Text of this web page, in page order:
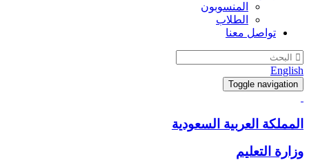
المنسوبون
الطلاب
تواصل معنا
English
Toggle navigation
المملكة العربية السعودية
وزارة التعليم